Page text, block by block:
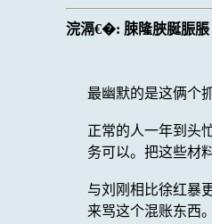
浣滆€�: 脨隆脥脠脤脹
最幽默的是这俩个
正常的人一年到头
务可以。把这些材
与刘刚相比徐红暴
来骂这个混账东西。